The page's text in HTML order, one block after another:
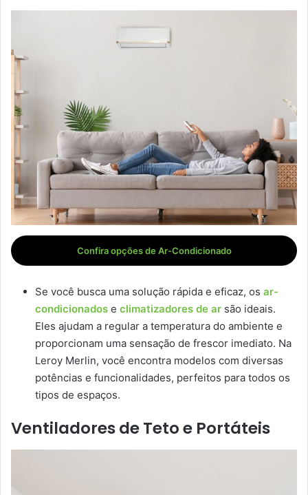
Confira opções de Ar-Condicionado
Se você busca uma solução rápida e eficaz, os ar-
condicionados e climatizadores de ar são ideais.
Eles ajudam a regular a temperatura do ambiente e
proporcionam uma sensação de frescor imediato. Na
Leroy Merlin, você encontra modelos com diversas
potências e funcionalidades, perfeitos para todos os
tipos de espaços.
Ventiladores de Teto e Portáteis